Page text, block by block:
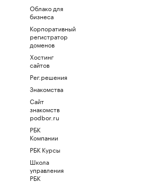
Облако для
бизнеса
Корпоративный
регистратор
доменов
Хостинг
сайтов
Рег.решения
Знакомства
Сайт
знакомств
podbor.ru
РБК
Компании
РБК Курсы
Школа
управления
РБК